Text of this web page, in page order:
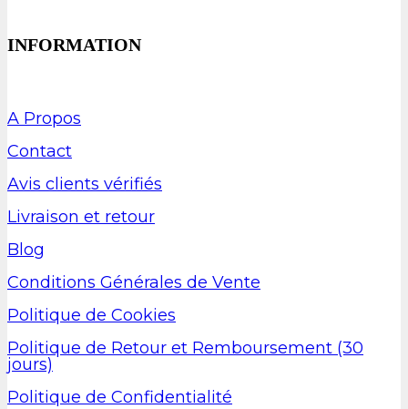
INFORMATION
A Propos
Contact
Avis clients vérifiés
Livraison et retour
Blog
Conditions Générales de Vente
Politique de Cookies
Politique de Retour et Remboursement (30
jours)
Politique de Confidentialité